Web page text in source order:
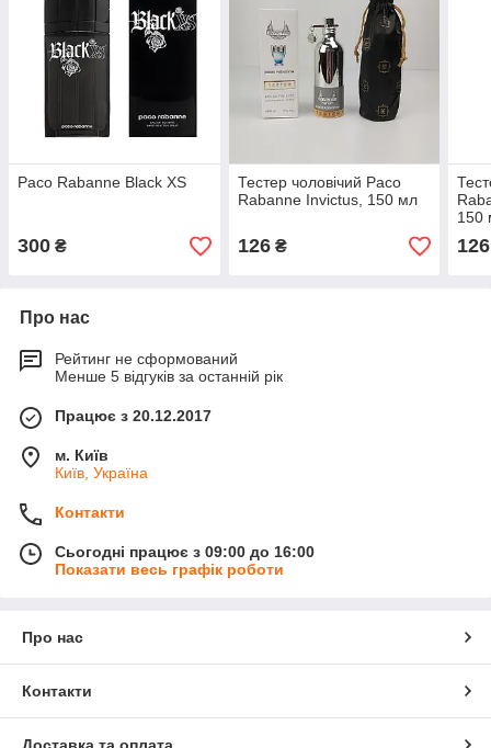
Paco Rabanne Black XS
300 ₴
Тестер чоловічий Paco
Rabanne Invictus, 150 мл
126₴
150
126
Про нас
Рейтинг не сформований
Менше 5 відгуків за останній рік
Працює з 20.12.2017
м. Київ
Київ, Україна
Контакти
Сьогодні працює з 09:00 до 16:00
Показати весь графік роботи
Про нас
Контакти